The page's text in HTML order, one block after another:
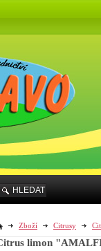
Zboží Citrusy
limon
HLEDAT